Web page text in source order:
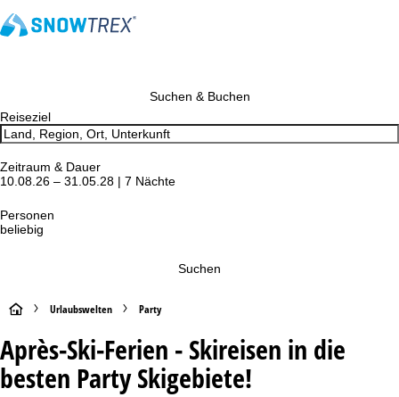
Suchen & Buchen
Reiseziel
Zeitraum & Dauer
10.08.26 – 31.05.28 | 7 Nächte
Personen
beliebig
Suchen
S
t
a
Urlaubswelten Party
Après-Ski-Ferien - Skireisen in die
besten Party Skigebiete!